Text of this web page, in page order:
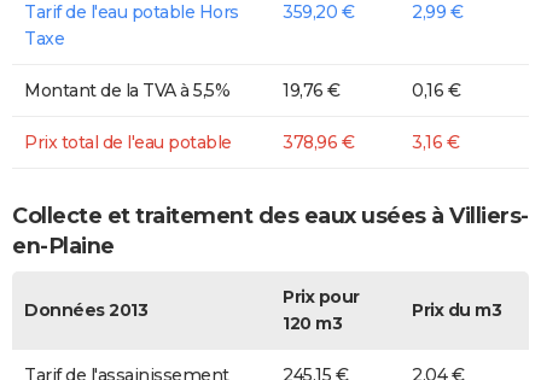
Tarif de l'eau potable Hors
Taxe
359,20 € 2,99 €
Montant de la TVA à 5,5% 19,76 € 0,16 €
Prix total de l'eau potable 378,96 € 3,16 €
Collecte et traitement des eaux usées à Villiers-
en-Plaine
Données 2013
Prix pour
120 m3
Prix du m3
Tarif de l'assainissement 245,15 € 2,04 €